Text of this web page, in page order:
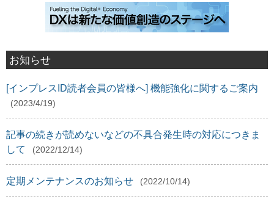
お知らせ
[インプレスID読者会員の皆様へ] 機能強化に関するご案内
(2023/4/19)
記事の続きが読めないなどの不具合発生時の対応につきま
して
(2022/12/14)
定期メンテナンスのお知らせ (2022/10/14)